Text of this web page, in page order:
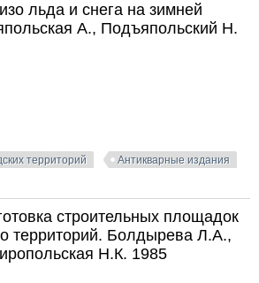
льда и снега на зимней
А., Подъяпольский Н.
территорий Антикварные издания
строительных площадок
территорий. Болдырева Л.А.,
Н.К. 1985